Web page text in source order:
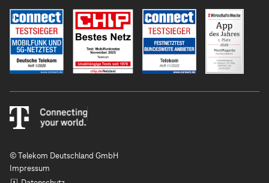
© Telekom Deutschland GmbH
Impressum